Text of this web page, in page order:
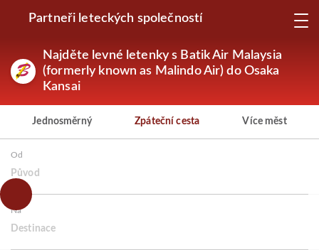
Partneři leteckých společností
Najděte levné letenky s Batik Air Malaysia
(formerly known as Malindo Air) do Osaka
Kansai
Jednosměrný Zpáteční cesta Více měst
Od
Původ
Na
Destinace